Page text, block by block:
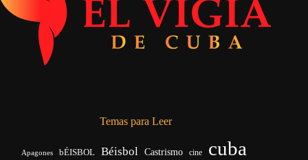
Temas para Leer
Apagones bÉISBOL Béisbol Castrismo cine cuba